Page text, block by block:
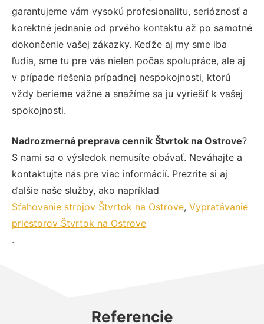
garantujeme vám vysokú profesionalitu, serióznosť a
korektné jednanie od prvého kontaktu až po samotné
dokončenie vašej zákazky. Keďže aj my sme iba
ľudia, sme tu pre vás nielen počas spolupráce, ale aj
v prípade riešenia prípadnej nespokojnosti, ktorú
vždy berieme vážne a snažíme sa ju vyriešiť k vašej
spokojnosti.
Nadrozmerná preprava cenník Štvrtok na Ostrove?
S nami sa o výsledok nemusíte obávať. Neváhajte a
kontaktujte nás pre viac informácií. Prezrite si aj
ďalšie naše služby, ako napríklad
Sťahovanie strojov Štvrtok na Ostrove, Vypratávanie
priestorov Štvrtok na Ostrove
.
Referencie